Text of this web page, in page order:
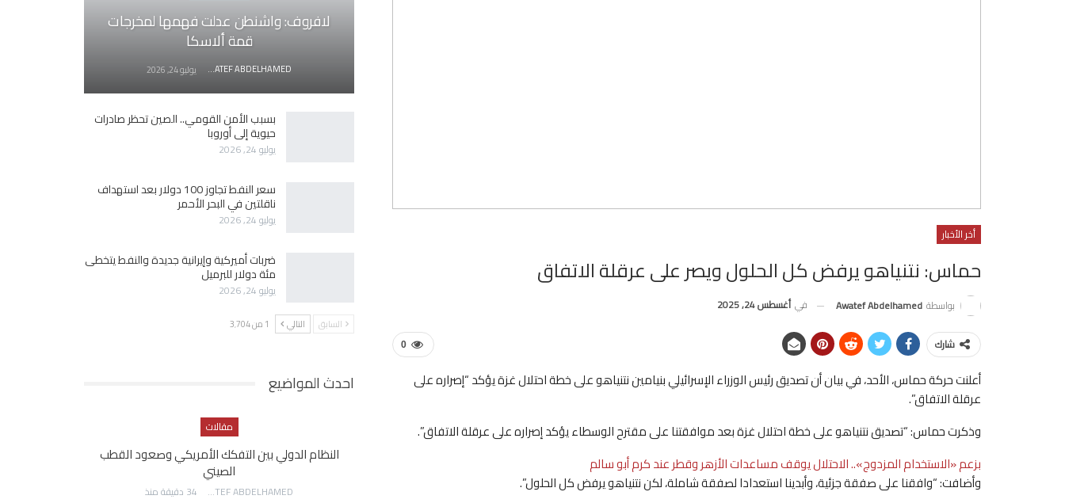
أخر الأخبار
حماس: نتنياهو يرفض كل الحلول ويصر على عرقلة الاتفاق
بواسطة Awatef Abdelhamed في أغسطس 24, 2025
0 شارك
أعلنت حركة حماس، الأحد، في بيان أن تصديق رئيس الوزراء الإسرائيلي بنيامين نتنياهو على خطة احتلال غزة يؤكد “إصراره على
عرقلة الاتفاق”.
وذكرت حماس: “تصديق نتنياهو على خطة احتلال غزة بعد موافقتنا على مقترح الوسطاء يؤكد إصراره على عرقلة الاتفاق”.
بزعم «الاستخدام المزدوج».. الاحتلال يوقف مساعدات الأزهر وقطر عند كرم أبو سالم
وأضافت: “وافقنا على صفقة جزئية، وأبدينا استعدادا لصفقة شاملة، لكن نتنياهو يرفض كل الحلول”.
لافروف: واشنطن عدلت فهمها لمخرجات
قمة ألاسكا
AWATEF ABDELHAMED يوليو 24, 2026
بسبب الأمن القومي.. الصين تحظر صادرات
حيوية إلى أوروبا
يوليو 24, 2026
سعر النفط تجاوز 100 دولار بعد استهداف
ناقلتين في البحر الأحمر
يوليو 24, 2026
ضربات أميركية وإيرانية جديدة والنفط يتخطى
مئة دولار للبرميل
يوليو 24, 2026
السابق التالي 1 من 3٬704
احدث المواضيع
مقالات
النظام الدولي بين التفكك الأمريكي وصعود القطب
الصيني
AWATEF ABDELHAMED 34 دقيقة منذ